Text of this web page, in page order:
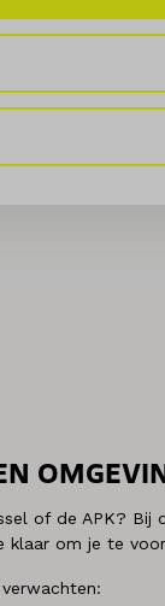
of de APK?
om je te